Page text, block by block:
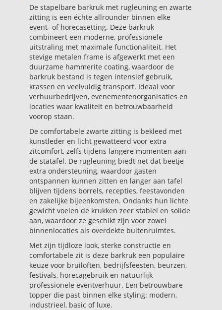
De stapelbare barkruk met rugleuning en zwarte
zitting is een échte allrounder binnen elke
event- of horecasetting. Deze barkruk
combineert een moderne, professionele
uitstraling met maximale functionaliteit. Het
stevige metalen frame is afgewerkt met een
duurzame hammerite coating, waardoor de
barkruk bestand is tegen intensief gebruik,
krassen en veelvuldig transport. Ideaal voor
verhuurbedrijven, evenementenorganisaties en
locaties waar kwaliteit en betrouwbaarheid
voorop staan.
De comfortabele zwarte zitting is bekleed met
kunstleder en licht gewatteerd voor extra
zitcomfort, zelfs tijdens langere momenten aan
de statafel. De rugleuning biedt net dat beetje
extra ondersteuning, waardoor gasten
ontspannen kunnen zitten en langer aan tafel
blijven tijdens borrels, recepties, feestavonden
en zakelijke bijeenkomsten. Ondanks hun lichte
gewicht voelen de krukken zeer stabiel en solide
aan, waardoor ze geschikt zijn voor zowel
binnenlocaties als overdekte buitenruimtes.
Met zijn tijdloze look, sterke constructie en
comfortabele zit is deze barkruk een populaire
keuze voor bruiloften, bedrijfsfeesten, beurzen,
festivals, horecagebruik en natuurlijk
professionele eventverhuur. Een betrouwbare
topper die past binnen elke styling: modern,
industrieel, basic of luxe.